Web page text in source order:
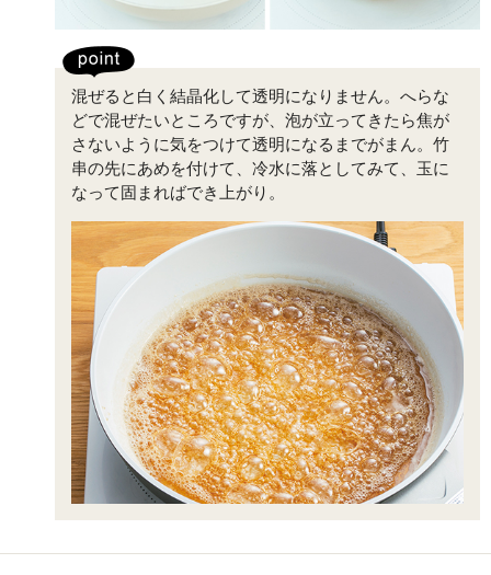
混ぜると白く結晶化して透明になりません。へらな
どで混ぜたいところですが、泡が立ってきたら焦が
さないように気をつけて透明になるまでがまん。竹
串の先にあめを付けて、冷水に落としてみて、玉に
なって固まればでき上がり。